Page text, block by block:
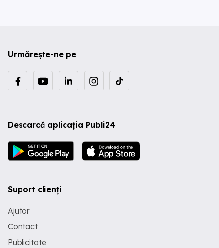
Urmărește-ne pe
Descarcă aplicația Publi24
Suport clienți
Ajutor
Contact
Publicitate